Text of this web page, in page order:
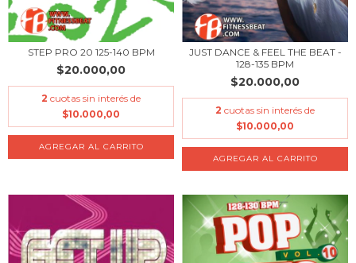
STEP PRO 20 125-140 BPM
$20.000,00
2 cuotas sin interés de
$10.000,00
JUST DANCE & FEEL THE BEAT -
128-135 BPM
$20.000,00
2 cuotas sin interés de
$10.000,00